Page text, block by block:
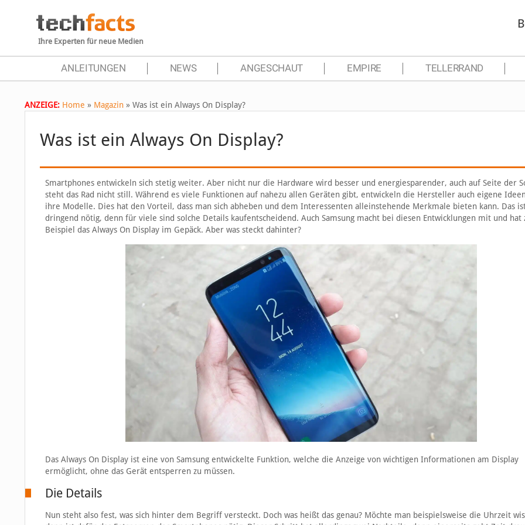
Ihre Experten für neue Medien
ANLEITUNGEN NEWS ANGESCHAUT EMPIRE TELLERRAND
ANZEIGE: Home » Magazin » Was ist ein Always On Display?
Was ist ein Always On Display?
Smartphones entwickeln sich stetig weiter. Aber nicht nur die Hardware wird besser und energiesparender, auch auf Seite der
steht das Rad nicht still. Während es viele Funktionen auf nahezu allen Geräten gibt, entwickeln die Hersteller auch eigene
ihre Modelle. Dies hat den Vorteil, dass man sich abheben und dem Interessenten alleinstehende Merkmale bieten kann. Das
dringend nötig, denn für viele sind solche Details kaufentscheidend. Auch Samsung macht bei diesen Entwicklungen mit und hat
Beispiel das Always On Display im Gepäck. Aber was steckt dahinter?
Das Always On Display ist eine von Samsung entwickelte Funktion, welche die Anzeige von wichtigen Informationen am Display
ermöglicht, ohne das Gerät entsperren zu müssen.
Die Details
Nun steht also fest, was sich hinter dem Begriff versteckt. Doch was heißt das genau? Möchte man beispielsweise die Uhrzeit